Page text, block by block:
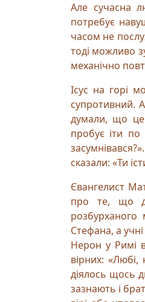
Але сучасна
потребує
часом не
тоді можливо
механічно
Ісус на горі
супротивний.
думали, що це
пробує іти по
сказали: «Ти
Євангелист
про те, що
розбурханого
Стефана, а
Нерон у Римі
вірних:
діялось щось
зазнають і